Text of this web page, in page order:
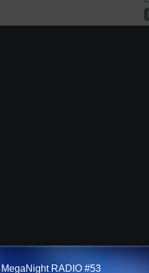
RADIO #53